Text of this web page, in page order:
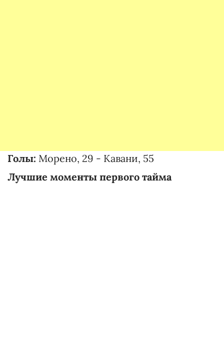
Голы: Морено, 29 - Кавани, 55
Лучшие моменты первого тайма